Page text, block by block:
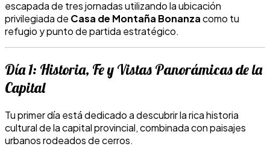
escapada de tres jornadas utilizando la ubicación
privilegiada de Casa de Montaña Bonanzacomo tu
refugio y punto de partida estratégico.
Día 1: Historia, Fe y Vistas Panorámicas de la
Capital
Tu primer día está dedicado a descubrir la rica historia
cultural de la capital provincial, combinada con paisajes
urbanos rodeados de cerros.